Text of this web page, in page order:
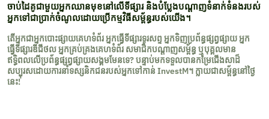
ចាប់ដៃគូជាមួយអ្នកឈានមុខនៅលើទីផ្សារ និងបំប្លែងបណ្ដាញទំនាក់ទំនងរបស់
អ្នកទៅជាប្រាក់ចំណូលដោយប្រើកម្មវិធីសម្ព័ន្ធរបស់យើង។
តើអ្នកជាអ្នកបោះផ្សាយគេហទំព័រ អ្នកធ្វើទីផ្សារទូរសព្ទ អ្នកទិញប្រព័ន្ធផ្សព្វផ្សាយ អ្នក
ធ្វើទីផ្សារឌីជីថល អ្នកគ្រប់គ្រងគេហទំព័រ សមាជិកបណ្តាញសម្ព័ន្ធ ឬបុគ្គលមាន
ឥទ្ធិពលលើប្រព័ន្ធផ្សព្វផ្សាយសង្គមមែនទេ? បន្ទាប់មកទទួលបានកម្រៃជើងសាដ៏
សប្បុរសដោយការនាំទស្សនិកជនរបស់អ្នកទៅកាន់ InvestM។ ក្លាយជាសម្ព័ន្ធនៅថ្ងៃ
នេះ!